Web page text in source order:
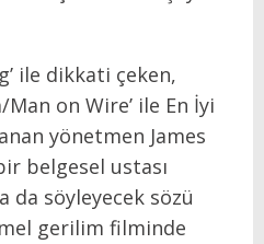
ile dikkati çeken,
Man on Wire’ ile En İyi
yönetmen James
belgesel ustası
da söyleyecek sözü
gerilim filminde